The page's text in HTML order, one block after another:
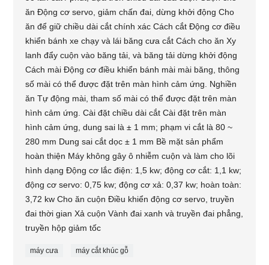
ăn Động cơ servo, giảm chấn đai, dừng khởi động Cho
ăn để giữ chiều dài cắt chính xác Cách cắt Động cơ điều
khiển bánh xe chạy và lái băng cưa cắt Cách cho ăn Xy
lanh đẩy cuộn vào băng tải, và băng tải dừng khởi động
Cách mài Động cơ điều khiển bánh mài mài băng, thông
số mài có thể được đặt trên màn hình cảm ứng. Nghiền
ăn Tự động mài, tham số mài có thể được đặt trên màn
hình cảm ứng. Cài đặt chiều dài cắt Cài đặt trên màn
hình cảm ứng, dung sai là ± 1 mm; phạm vi cắt là 80 ~
280 mm Dung sai cắt dọc ± 1 mm Bề mặt sản phẩm
hoàn thiện Máy không gây ô nhiễm cuộn và làm cho lõi
hình dạng Động cơ lắc điện: 1,5 kw; động cơ cắt: 1,1 kw;
động cơ servo: 0,75 kw; động cơ xả: 0,37 kw; hoàn toàn:
3,72 kw Cho ăn cuộn Điều khiển động cơ servo, truyền
đai thời gian Xả cuộn Vành đai xanh và truyền đai phẳng,
truyền hộp giảm tốc
máy cưa máy cắt khúc gỗ